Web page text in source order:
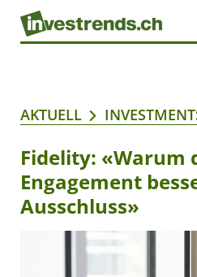
AKTUELL
Fidelity: «Warum
Engagement
Ausschluss»